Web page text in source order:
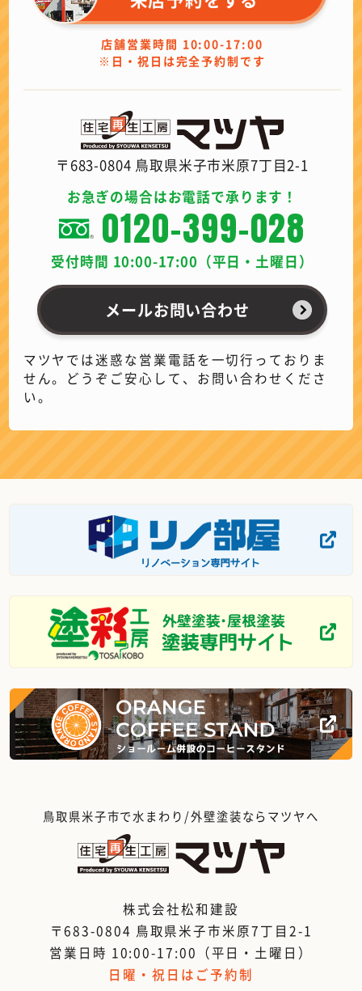
店舗営業時間 10:00-17:00
※日・祝日は完全予約制です
〒683-0804 鳥取県米子市米原7丁目2-1
お急ぎの場合はお電話で承ります！
0120-399-028
受付時間 10:00-17:00（平日・土曜日）
メールお問い合わせ
マツヤでは迷惑な営業電話を一切行っておりま
せん。どうぞご安心して、お問い合わせくださ
い。
鳥取県米子市で水まわり/外壁塗装ならマツヤへ
株式会社松和建設
〒683-0804 鳥取県米子市米原7丁目2-1
営業日時 10:00-17:00（平日・土曜日）
日曜・祝日はご予約制